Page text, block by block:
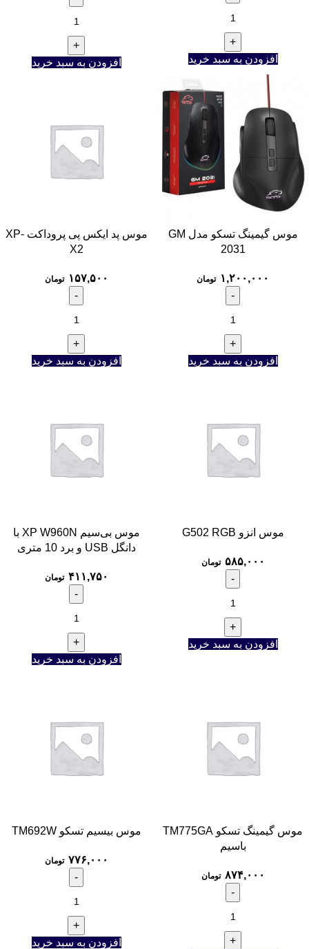
افزودن به سبد خرید افزودن به سبد خرید
موس گیمینگ تسکو مدل GM
2031
۱,۲۰۰,۰۰۰ تومان
افزودن به سبد خرید
موس پد ایکس پی پروداکت XP-
X2
۱۵۷,۵۰۰ تومان
افزودن به سبد خرید
موس انزو G502 RGB
۵۸۵,۰۰۰ تومان
افزودن به سبد خرید
موس بی‌سیم XP W960N با
دانگل USB و برد 10 متری
۴۱۱,۷۵۰ تومان
افزودن به سبد خرید
موس گیمینگ تسکو TM775GA
باسیم
۸۷۴,۰۰۰ تومان
موس بیسیم تسکو TM692W
۷۷۶,۰۰۰ تومان
افزودن به سبد خرید